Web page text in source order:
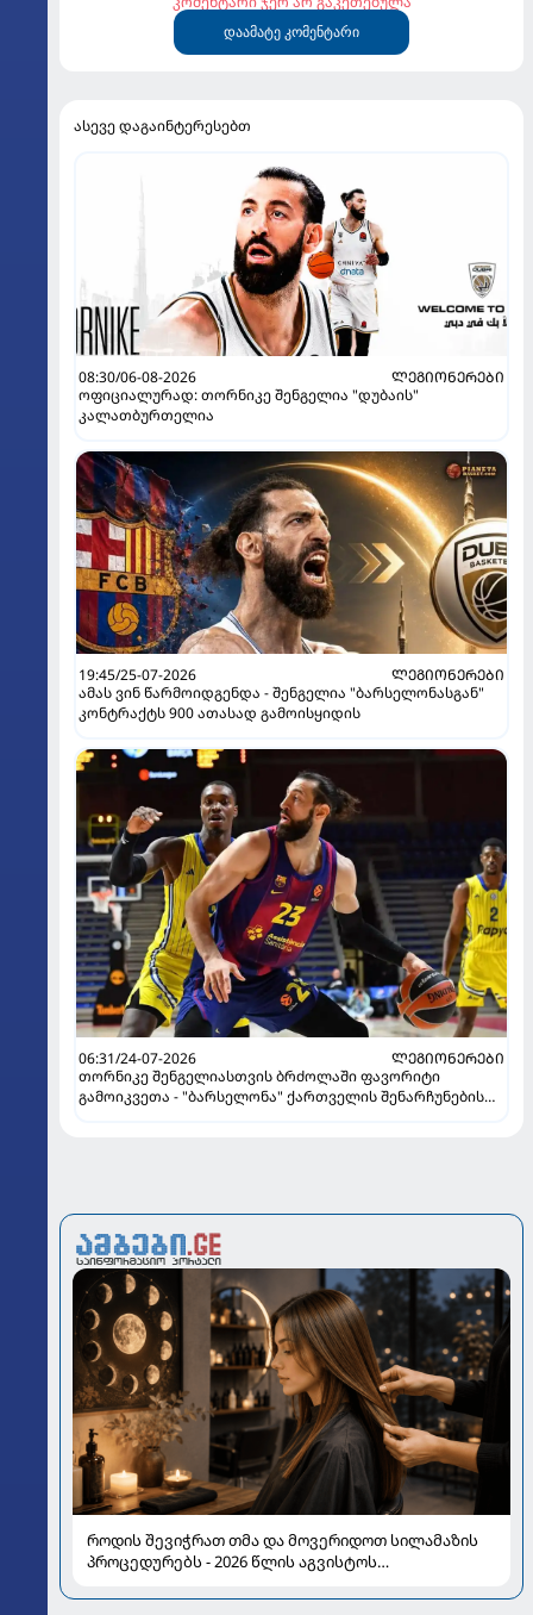
დაამატე კომენტარი
ასევე დაგაინტერესებთ
08:30/06-08-2026
ᲚᲔᲒᲘᲝᲜᲔᲠᲔᲑᲘ
ოფიციალურად: თორნიკე შენგელია "დუბაის"
კალათბურთელია
19:45/25-07-2026
ᲚᲔᲒᲘᲝᲜᲔᲠᲔᲑᲘ
ამას ვინ წარმოიდგენდა - შენგელია "ბარსელონასგან"
კონტრაქტს 900 ათასად გამოისყიდის
06:31/24-07-2026
ᲚᲔᲒᲘᲝᲜᲔᲠᲔᲑᲘ
თორნიკე შენგელიასთვის ბრძოლაში ფავორიტი
გამოიკვეთა - "ბარსელონა" ქართველის შენარჩუნების
როდის შევიჭრათ თმა და მოვერიდოთ სილამაზის
პროცედურებს - 2026 წლის აგვისტოს